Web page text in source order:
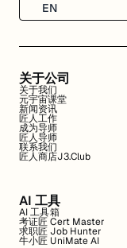
EN
关于公司
关于我们
元宇宙课堂
新闻资讯
匠人工作
成为导师
匠人导师
联系我们
匠人商店J3.Club
AI 工具
AI 工具箱
考证匠 Cert Master
求职匠 Job Hunter
牛小匠 UniMate AI